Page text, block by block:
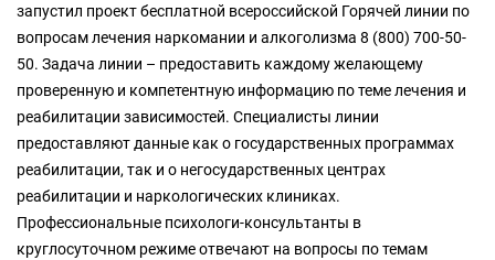
запустил проект бесплатной всероссийской Горячей линии по
вопросам лечения наркомании и алкоголизма 8 (800) 700-50-
50. Задача линии – предоставить каждому желающему
проверенную и компетентную информацию по теме лечения и
реабилитации зависимостей. Специалисты линии
предоставляют данные как о государственных программах
реабилитации, так и о негосударственных центрах
реабилитации и наркологических клиниках.
Профессиональные психологи-консультанты в
круглосуточном режиме отвечают на вопросы по темам